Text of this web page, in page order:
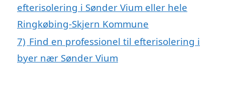
efterisolering i Sønder Vium eller hele
Ringkøbing-Skjern Kommune
7) Find en professionel til efterisolering i
byer nær Sønder Vium